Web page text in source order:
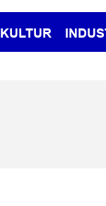
KULTUR